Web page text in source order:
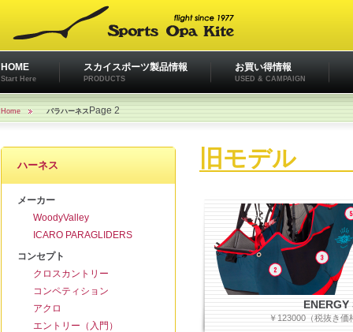
HOME
Start Here
スカイスポーツ製品情報
PRODUCTS
お買い得情報
USED & CAMPAIGN
Home パラハーネス Page 2
ハーネス
メーカー
WoodyValley
ICARO PARAGLIDERS
コンセプト
クロスカントリー
コンペティション
アクロ
エントリー（入門）
旧モデル
ENERGY
￥123000（税抜き価